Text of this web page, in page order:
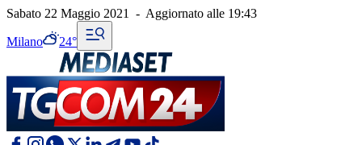
Sabato 22 Maggio 2021 - Aggiornato alle 19:43
Milano 24°